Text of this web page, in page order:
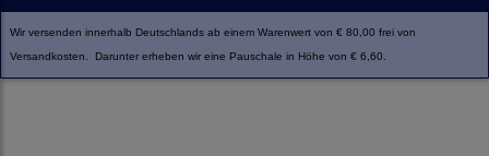
Wir versenden innerhalb Deutschlands ab einem Warenwert von € 80,00 frei von
Versandkosten. Darunter erheben wir eine Pauschale in Höhe von € 6,60.